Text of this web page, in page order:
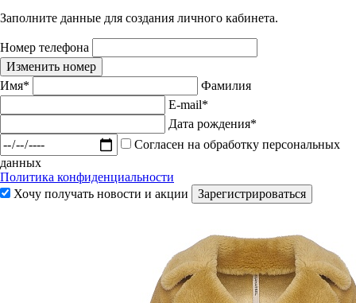
Заполните данные для создания личного кабинета.
Номер телефона
Изменить номер
Имя*
Фамилия
E-mail*
Дата рождения*
Согласен на обработку персональных
данных
Политика конфиденциальности
Хочу получать новости и акции
Зарегистрироваться